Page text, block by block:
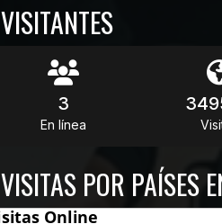
VISITANTES
3
En línea
VISITAS POR PAÍSES